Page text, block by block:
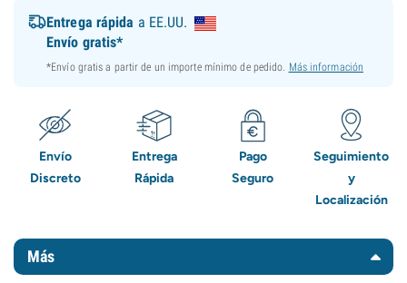
Entrega rápida a EE.UU.
Envío gratis*
*Envío gratis a partir de un importe mínimo de pedido. Más información
Envío
Discreto
Entrega
Rápida
Pago
Seguro
Seguimiento
y
Localización
Más